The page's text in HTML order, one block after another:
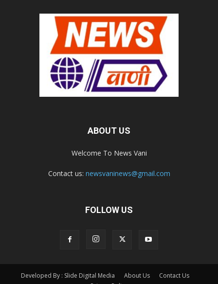
ABOUT US
Welcome To News Vani
Contact us: newsvaninews@gmail.com
FOLLOW US
Developed By : Slide Digital Media About Us
Contact Us